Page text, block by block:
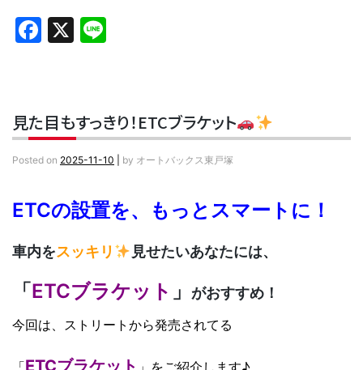
Facebook
X
見た目もすっきり！ETCブラケット
Posted on 2025-11-10 by オートバックス東戸塚
ETCの設置を、もっとスマートに！
車内をスッキリ 見せたいあなたには、
「ETCブラケット 」 がおすすめ！
今回は、ストリートから発売されてる
ETCブラケット